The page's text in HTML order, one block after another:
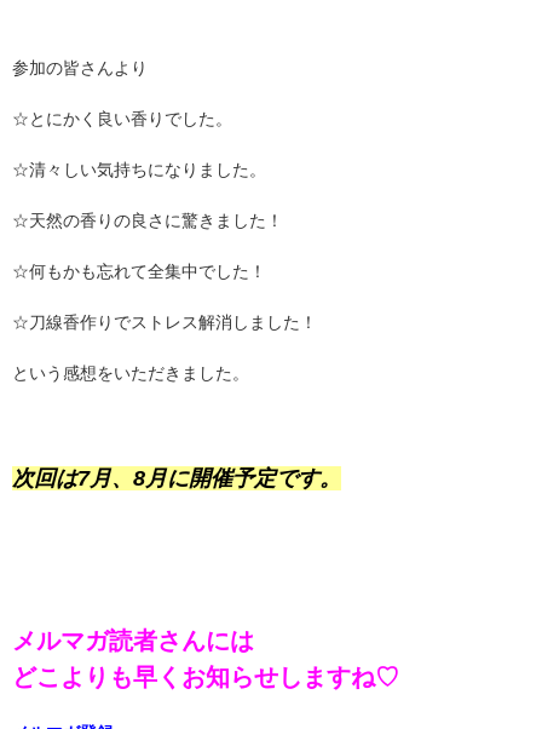
参加の皆さんより
☆とにかく良い香りでした。
☆清々しい気持ちになりました。
☆天然の香りの良さに驚きました！
☆何もかも忘れて全集中でした！
☆刀線香作りでストレス解消しました！
という感想をいただきました。
次回は7月、8月に開催予定です。
メルマガ読者さんには
どこよりも早くお知らせしますね♡